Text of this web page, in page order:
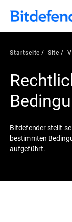
Startseite Site
Bitdefender stellt
bestimmten
aufgeführt.